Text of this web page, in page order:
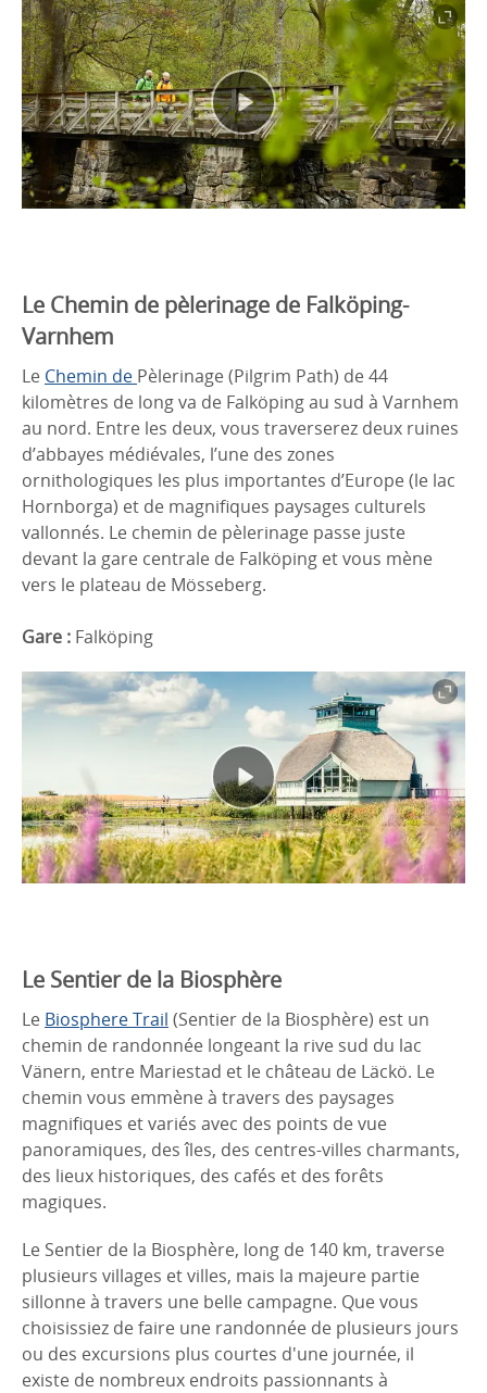
Le Chemin de pèlerinage de Falköping-
Varnhem
Le Chemin de Pèlerinage (Pilgrim Path) de 44
kilomètres de long va de Falköping au sud à Varnhem
au nord. Entre les deux, vous traverserez deux ruines
d’abbayes médiévales, l’une des zones
ornithologiques les plus importantes d’Europe (le lac
Hornborga) et de magnifiques paysages culturels
vallonnés. Le chemin de pèlerinage passe juste
devant la gare centrale de Falköping et vous mène
vers le plateau de Mösseberg.
Gare : Falköping
Le Sentier de la Biosphère
Le Biosphere Trail (Sentier de la Biosphère) est un
chemin de randonnée longeant la rive sud du lac
Vänern, entre Mariestad et le château de Läckö. Le
chemin vous emmène à travers des paysages
magnifiques et variés avec des points de vue
panoramiques, des îles, des centres-villes charmants,
des lieux historiques, des cafés et des forêts
magiques.
Le Sentier de la Biosphère, long de 140 km, traverse
plusieurs villages et villes, mais la majeure partie
sillonne à travers une belle campagne. Que vous
choisissiez de faire une randonnée de plusieurs jours
ou des excursions plus courtes d'une journée, il
existe de nombreux endroits passionnants à